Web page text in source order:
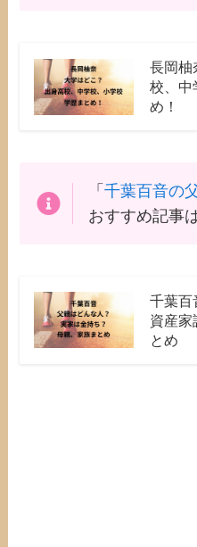
長岡柚
校、中
め！
「 千葉百音の
おすすめ記事
千葉百
資産家
とめ